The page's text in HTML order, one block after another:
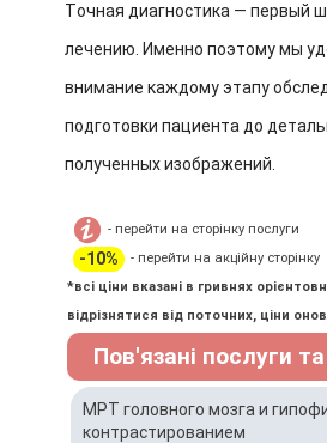
Точная диагностика — первый
лечению. Именно поэтому мы
внимание каждому этапу
подготовки пациента до
полученных изображений.
- перейти на сторінку послуги
-10%
- перейти на акційну сторінку
*всі ціни вказані в гривнях
відрізнятися від поточних, ціни
Пов'язані послуги та
МРТ головного мозга и
контрастированием